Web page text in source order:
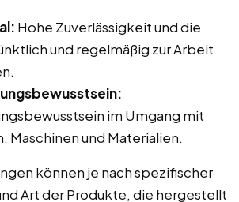
Hohe Zuverlässigkeit und die
und regelmäßig zur Arbeit
im Umgang mit
Maschinen und Materialien.
können je nach spezifischer
Art der Produkte, die hergestellt